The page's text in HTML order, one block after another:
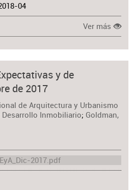
04
Ver más
y de
de 2017
de Arquitectura y Urbanismo
Desarrollo Inmobiliario; Goldman,